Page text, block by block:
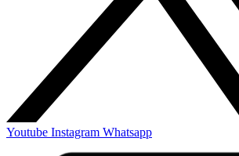
Youtube Instagram Whatsapp